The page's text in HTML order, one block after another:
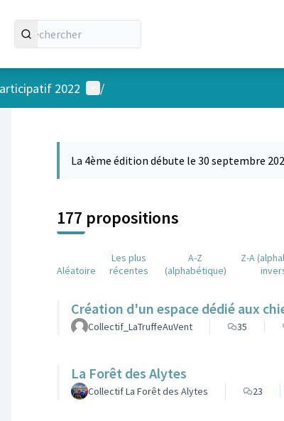
2022 Menu utilisateur
/
La 4ème édition débute le 30 septembre
177 propositions
Aléatoire
Les plus
récentes
A-Z
(alphabétique)
Z-A
Création d'un espace dédié aux
Collectif_LaTruffeAuVent 35
La Forêt des Alytes
Collectif La Forêt des Alytes 23